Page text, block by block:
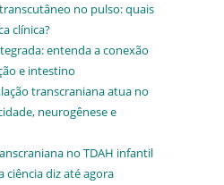
no pulso: quais
clínica?
entenda a conexão
e intestino
transcraniana atua no
neurogênese e
no TDAH infantil
ciência diz até agora